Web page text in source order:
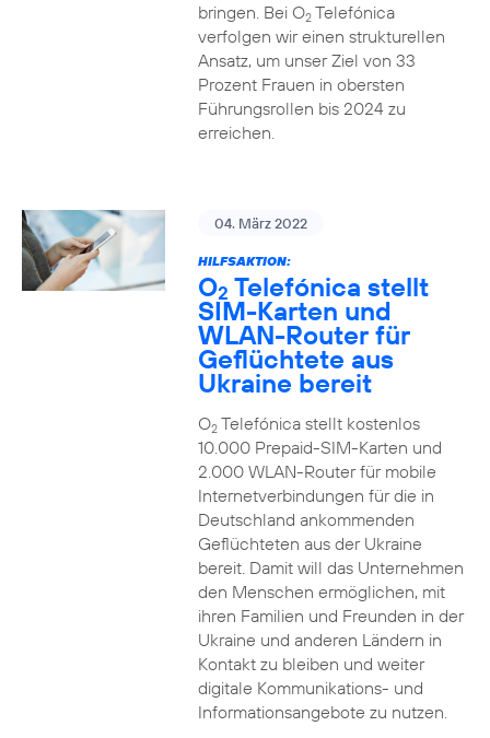
bringen. Bei O2Telefónica
verfolgen wir einen strukturellen
Ansatz, um unser Ziel von 33
Prozent Frauen in obersten
Führungsrollen bis 2024 zu
erreichen.
04. März 2022
HILFSAKTION:
O2 Telefónica stellt
SIM-Karten und
WLAN-Router für
Geflüchtete aus
Ukraine bereit
O2Telefónica stellt kostenlos
10.000 Prepaid-SIM-Karten und
2.000 WLAN-Router für mobile
Internetverbindungen für die in
Deutschland ankommenden
Geflüchteten aus der Ukraine
bereit. Damit will das Unternehmen
den Menschen ermöglichen, mit
ihren Familien und Freunden in der
Ukraine und anderen Ländern in
Kontakt zu bleiben und weiter
digitale Kommunikations- und
Informationsangebote zu nutzen.